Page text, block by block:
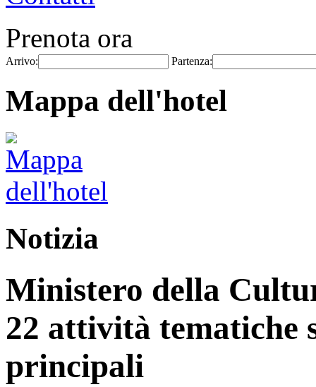
Prenota ora
Arrivo: Partenza:
Mappa dell'hotel
Notizia
Ministero della
22 attività tematiche
principali